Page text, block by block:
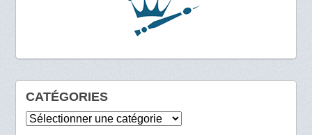
CATÉGORIES
Catégories